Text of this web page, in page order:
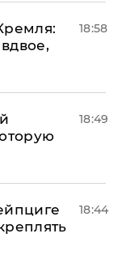
18:58
18:49
18:44